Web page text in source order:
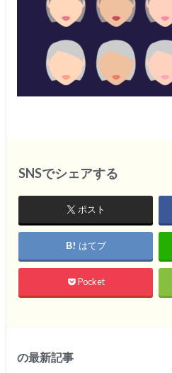
SNSでシェアする
ポスト
はてブ
Pocket
の最新記事